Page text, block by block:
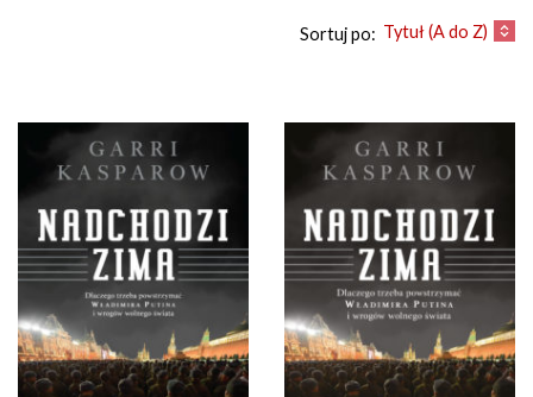
Sortuj po: Tytuł (A do Z)